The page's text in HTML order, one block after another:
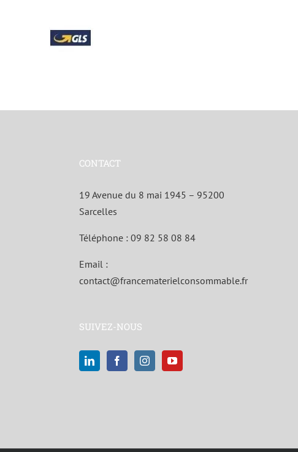
CONTACT
19 Avenue du 8 mai 1945 – 95200
Sarcelles
Téléphone : 09 82 58 08 84
Email :
contact@francematerielconsommable.fr
SUIVEZ-NOUS